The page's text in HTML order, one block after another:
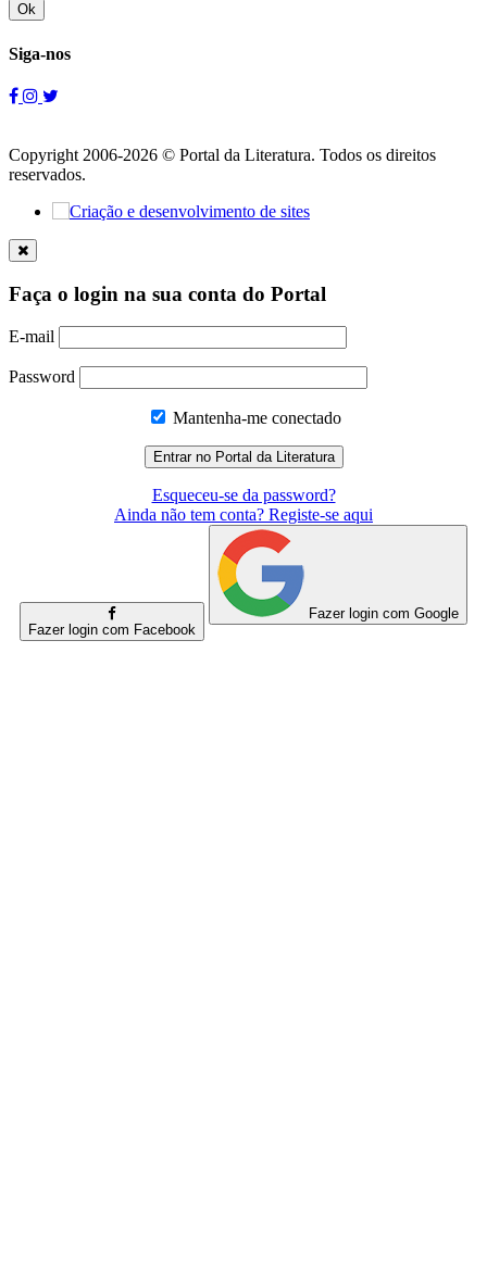
Ok
Siga-nos
Copyright 2006-2026 © Portal da Literatura. Todos os direitos
reservados.
Faça o login na sua conta do Portal
E-mail
Password
Mantenha-me conectado
Esqueceu-se da password?
Ainda não tem conta? Registe-se aqui
Fazer login com Facebook
Fazer login com Google